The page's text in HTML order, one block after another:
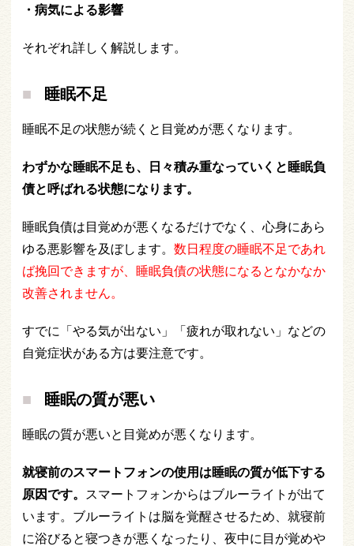
・病気による影響
それぞれ詳しく解説します。
睡眠不足
睡眠不足の状態が続くと目覚めが悪くなります。
わずかな睡眠不足も、日々積み重なっていくと睡眠負
債と呼ばれる状態になります。
睡眠負債は目覚めが悪くなるだけでなく、心身にあら
ゆる悪影響を及ぼします。 数日程度の睡眠不足であれ
ば挽回できますが、睡眠負債の状態になるとなかなか
改善されません。
すでに「やる気が出ない」「疲れが取れない」などの
自覚症状がある方は要注意です。
睡眠の質が悪い
睡眠の質が悪いと目覚めが悪くなります。
就寝前のスマートフォンの使用は睡眠の質が低下する
原因です。 スマートフォンからはブルーライトが出て
います。ブルーライトは脳を覚醒させるため、就寝前
に浴びると寝つきが悪くなったり、夜中に目が覚めや